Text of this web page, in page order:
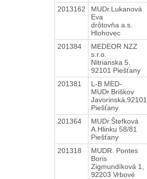
2013162
MUDr.Lukanová
Eva
drôtovňa a.s.
Hlohovec
201384
MEDEOR NZZ
s.r.o.
Nitrianska 5,
92101 Piešťany
201381
L-B MED-
MUDr.Briškov
Javorinská,92101
Piešťany
201364
MUDr.Štefková
A.Hlinku 58/81
Piešťany
201318
MUDR. Pontes
Boris
Zigmundíková 1,
92203 Vrbové